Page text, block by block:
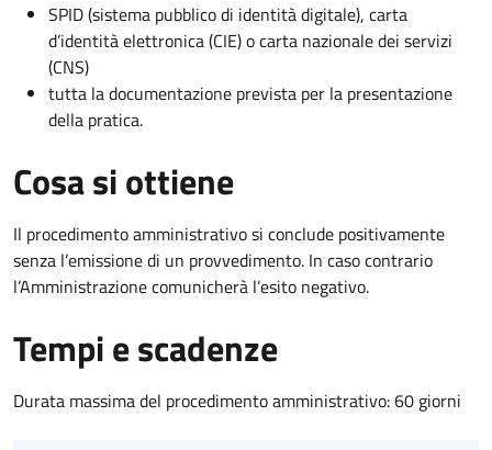
SPID (sistema pubblico di identità digitale), carta
d’identità elettronica (CIE) o carta nazionale dei servizi
(CNS)
tutta la documentazione prevista per la presentazione
della pratica.
Cosa si ottiene
Il procedimento amministrativo si conclude positivamente
senza l’emissione di un provvedimento. In caso contrario
l’Amministrazione comunicherà l’esito negativo.
Tempi e scadenze
Durata massima del procedimento amministrativo: 60 giorni